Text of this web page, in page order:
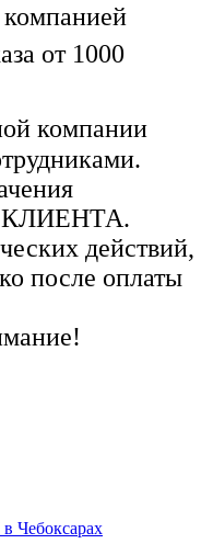
компанией
от 1000
компании
КЛИЕНТА.
действий,
после оплаты
Чебоксарах